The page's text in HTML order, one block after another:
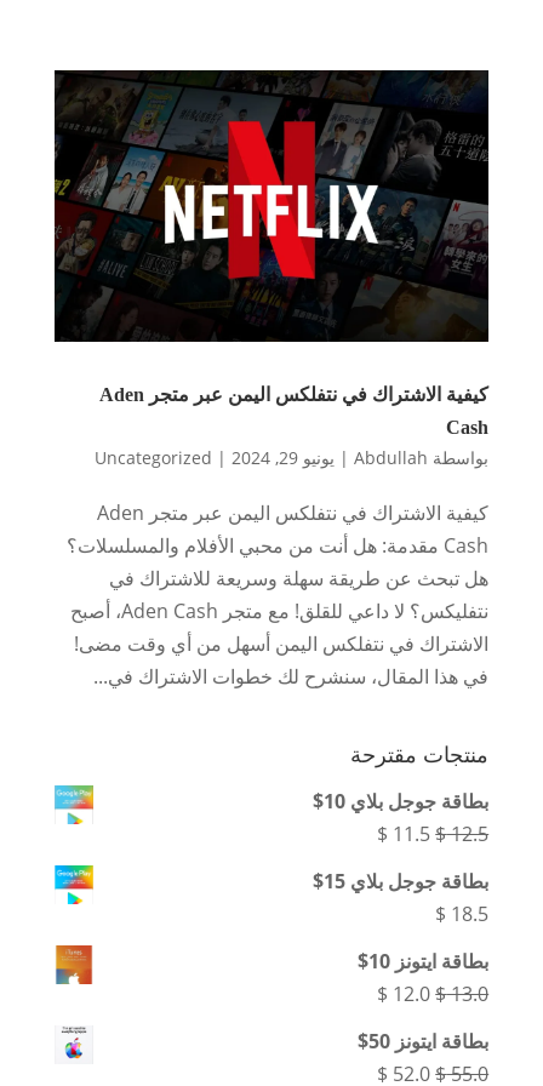
كيفية الاشتراك في نتفلكس اليمن عبر متجر Aden
Cash
بواسطة Abdullah
| يونيو 29, 2024 |
Uncategorized
كيفية الاشتراك في نتفلكس اليمن عبر متجر Aden
Cash مقدمة: هل أنت من محبي الأفلام والمسلسلات؟
هل تبحث عن طريقة سهلة وسريعة للاشتراك في
نتفليكس؟ لا داعي للقلق! مع متجر Aden Cash، أصبح
الاشتراك في نتفلكس اليمن أسهل من أي وقت مضى!
في هذا المقال، سنشرح لك خطوات الاشتراك في...
منتجات مقترحة
بطاقة جوجل بلاي 10$
$12.5
السعر
هو:
$ 11.5 السعر
هو:
بطاقة جوجل بلاي 15$
$ 18.5
بطاقة ايتونز 10$
$13.0
السعر
هو:
$ 12.0 السعر
هو:
بطاقة ايتونز 50$
$55.0 السعر$ 52.0 السعر